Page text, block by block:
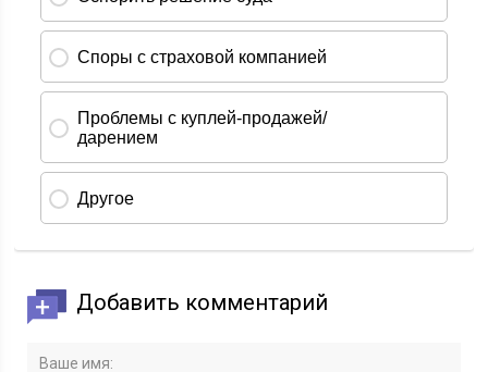
Добавить комментарий